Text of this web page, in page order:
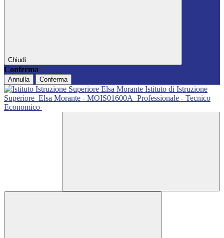
Chiudi
Conferma
Annulla Conferma
Istituto di Istruzione
Superiore Elsa Morante - MOIS01600A Professionale - Tecnico
Economico